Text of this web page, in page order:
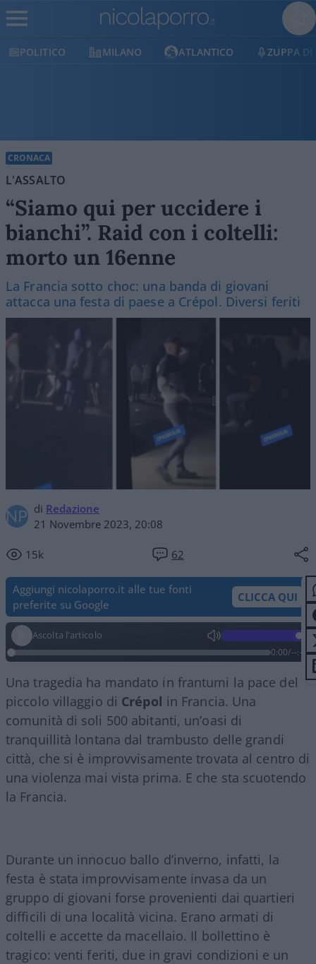
MILANO ATLANTICO ZUPPA DI PORRO
CRONACA
L'ASSALTO
“Siamo qui per uccidere i
bianchi”. Raid con i coltelli:
morto un 16enne
La Francia sotto choc: una banda di giovani
attacca una festa di paese a Crépol. Diversi feriti
di Redazione
21 Novembre 2023, 20:08
15k 62
Aggiungi nicolaporro.it alle tue fonti
preferite su Google
CLICCA QUI
Ascolta l'articolo
0:00/--:--
Una tragedia ha mandato in frantumi la pace del
piccolo villaggio di Crépol in Francia. Una
comunità di soli 500 abitanti, un’oasi di
tranquillità lontana dal trambusto delle grandi
città, che si è improvvisamente trovata al centro di
una violenza mai vista prima. E che sta scuotendo
la Francia.
Durante un innocuo ballo d’inverno, infatti, la
festa è stata improvvisamente invasa da un
gruppo di giovani forse provenienti dai quartieri
difficili di una località vicina. Erano armati di
coltelli e accette da macellaio. Il bollettino è
tragico: venti feriti, due in gravi condizioni e un